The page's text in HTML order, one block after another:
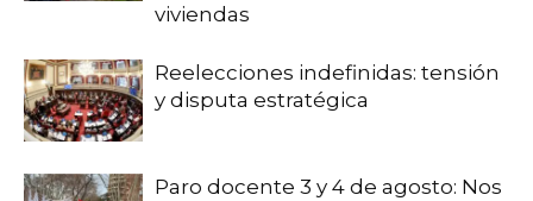
viviendas
Reelecciones indefinidas: tensión
y disputa estratégica
Paro docente 3 y 4 de agosto: Nos